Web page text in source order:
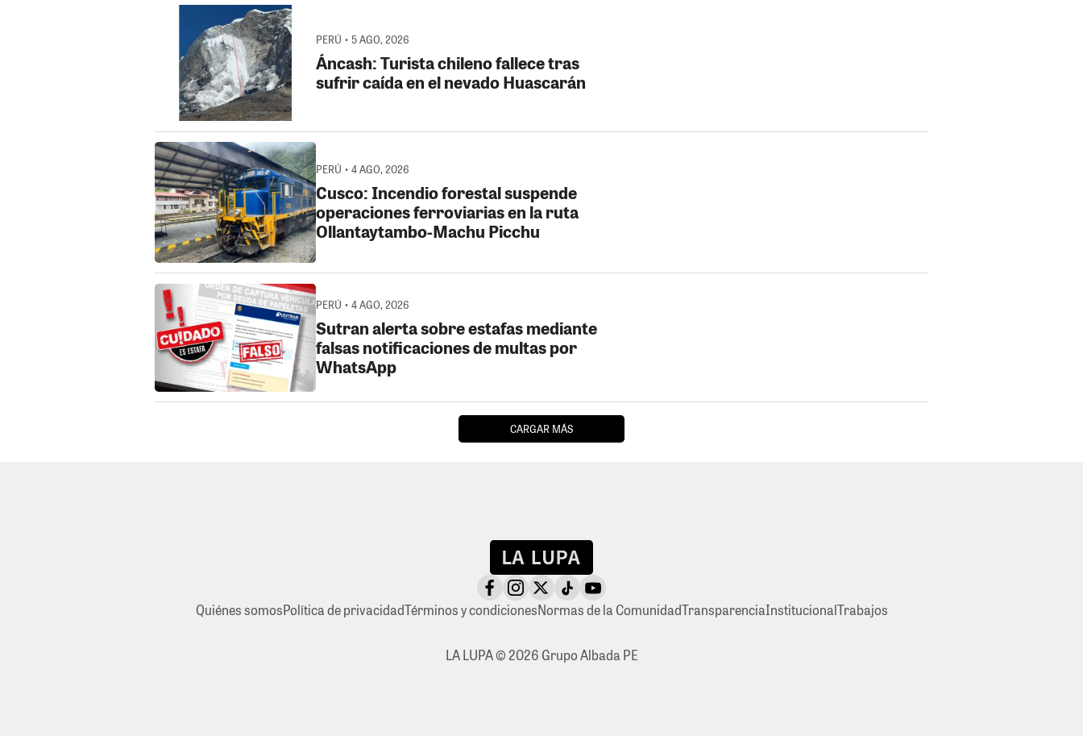
PERÚ • 5 AGO, 2026
Áncash: Turista chileno fallece tras
sufrir caída en el nevado Huascarán
PERÚ • 4 AGO, 2026
Cusco: Incendio forestal suspende
operaciones ferroviarias en la ruta
Ollantaytambo-Machu Picchu
PERÚ • 4 AGO, 2026
Sutran alerta sobre estafas mediante
falsas notificaciones de multas por
WhatsApp
CARGAR MÁS
Quiénes somosPolítica de privacidadTérminos y condicionesNormas de la ComunidadTransparenciaInstitucionalTrabajos
LA LUPA © 2026 Grupo Albada PE